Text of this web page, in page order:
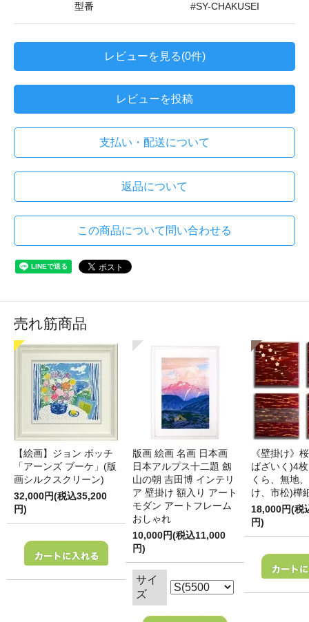
型番 #SY-CHAKUSEI
レビューを見る(0件)
レビューを投稿
支払い・配送について
返品について
この商品について問い合わせる
売れ筋商品
【絵画】ジョン ボッチ
「アーンズ ブーケ」(版
画シルクスクリーン)
32,000円(税込35,200
円)
版画 絵画 名画 日本画
日本アルプス十二題 劔
山の朝 吉田博 インテリ
ア 壁掛け 額入り アート
モダン アートフレーム
おしゃれ
10,000円(税込11,000
円)
サイ
ズ
《壁掛け》
ばざいく)4
くら、無地
け、市松)樺
18,000円(税
円)